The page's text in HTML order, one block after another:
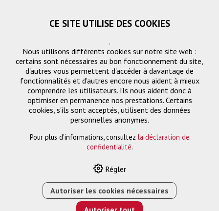
Solution de montage
SOLUTION DE MONTAGE
LAPTOP POUR FLOORLIFT 400X300MM
CE SITE UTILISE DES COOKIES
.
Nous utilisons différents cookies sur notre site web :
certains sont nécessaires au bon fonctionnement du site,
d'autres vous permettent d'accéder à davantage de
fonctionnalités et d'autres encore nous aident à mieux
comprendre les utilisateurs. Ils nous aident donc à
optimiser en permanence nos prestations. Certains
cookies, s'ils sont acceptés, utilisent des données
personnelles anonymes.
Pour plus d'informations, consultez la déclaration de
confidentialité.
Régler
Autoriser les cookies nécessaires